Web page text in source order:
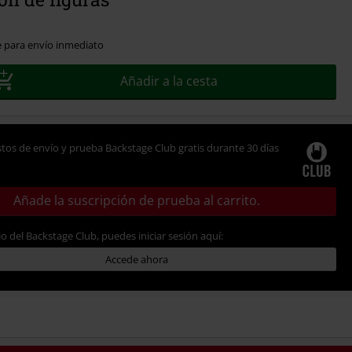
para envío inmediato
Añadir a la cesta
de envío y prueba Backstage Club gratis durante 30 días
Añade la suscripción de prueba al carrito.
del Backstage Club, puedes iniciar sesión aquí:
Accede ahora